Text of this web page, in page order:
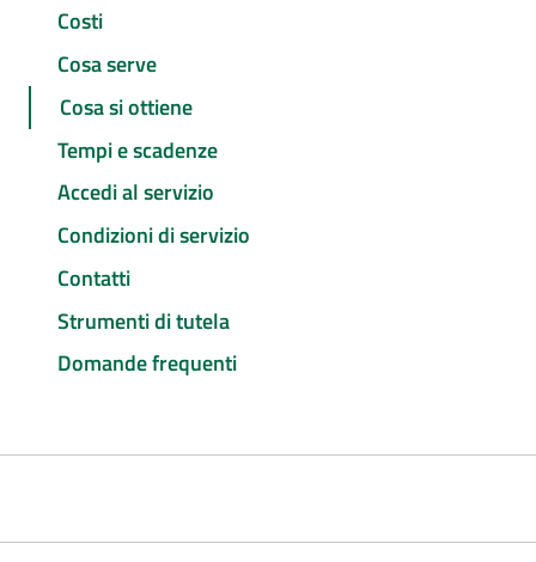
Costi
Cosa serve
Cosa si ottiene
Tempi e scadenze
Accedi al servizio
Condizioni di servizio
Contatti
Strumenti di tutela
Domande frequenti